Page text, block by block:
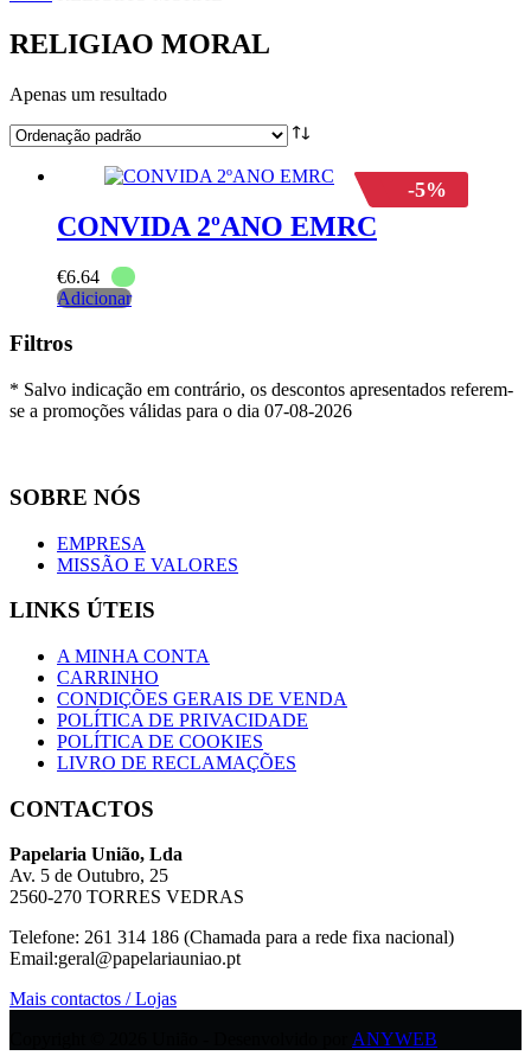
RELIGIAO MORAL
Apenas um resultado
-5%
CONVIDA 2ºANO EMRC
€6.64
Adicionar
Filtros
* Salvo indicação em contrário, os descontos apresentados referem-
se a promoções válidas para o dia 07-08-2026
SOBRE NÓS
EMPRESA
MISSÃO E VALORES
LINKS ÚTEIS
A MINHA CONTA
CARRINHO
CONDIÇÕES GERAIS DE VENDA
POLÍTICA DE PRIVACIDADE
POLÍTICA DE COOKIES
LIVRO DE RECLAMAÇÕES
CONTACTOS
Papelaria União, Lda
Av. 5 de Outubro, 25
2560-270 TORRES VEDRAS
Telefone: 261 314 186 (Chamada para a rede fixa nacional)
Email:geral@papelariauniao.pt
Mais contactos / Lojas
ANYWEB